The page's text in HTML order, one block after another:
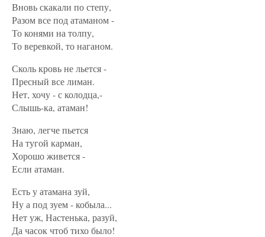
Вновь скакали по степу,
Разом все под атаманом -
То конями на толпу,
То веревкой, то наганом.
Сколь кровь не льется -
Пресный все лиман.
Нет, хочу - с колодца,-
Слышь-ка, атаман!
Знаю, легче пьется
На тугой карман,
Хорошо живется -
Если атаман.
Есть у атамана зуй,
Ну а под зуем - кобыла...
Нет уж, Настенька, разуй,
Да часок чтоб тихо было!